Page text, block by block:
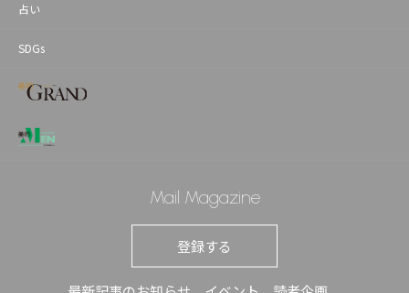
占い
SDGs
Mail Magazine
登録する